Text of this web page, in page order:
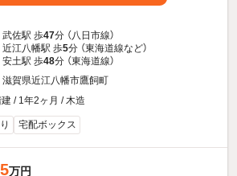
武佐駅 歩47分 （八日市線）
近江八幡駅 歩5分 （東海道線など）
安土駅 歩48分 （東海道線）
滋賀県近江八幡市鷹飼町
/ 1年2ヶ月 / 木造
宅配ボックス
万円